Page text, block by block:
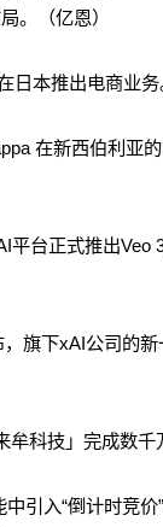
。（亿恩）
日本推出电商业务
在新西伯利亚
平台正式推出Veo
旗下xAI公司的
科技」完成数千
引入“倒计时竞